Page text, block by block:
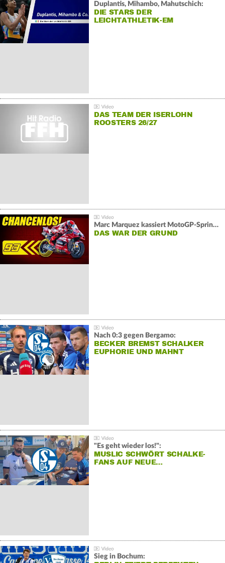
Duplantis, Mihambo, Mahutschich:
DIE STARS DER
LEICHTATHLETIK-EM
DAS TEAM DER ISERLOHN
ROOSTERS 26/27
Marc Marquez kassiert MotoGP-Sprint-Schlappe:
DAS WAR DER GRUND
Nach 0:3 gegen Bergamo:
BECKER BREMST SCHALKER
EUPHORIE UND MAHNT
"Es geht wieder los!":
MUSLIC SCHWÖRT SCHALKE-
FANS AUF NEUE…
Sieg in Bochum: